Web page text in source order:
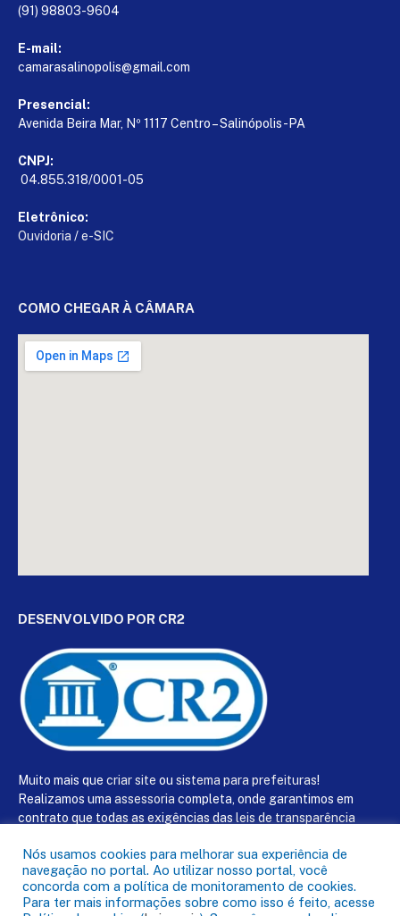
(91) 98803-9604
E-mail:
camarasalinopolis@gmail.com
Presencial:
Avenida Beira Mar, Nº 1117 Centro – Salinópolis-PA
CNPJ:
04.855.318/0001-05
Eletrônico:
Ouvidoria /e-SIC
COMO CHEGAR À CÂMARA
DESENVOLVIDO POR CR2
Muito mais que criar site ou sistema para prefeituras!
Realizamos uma assessoria completa, onde garantimos em
contrato que todas as exigências das leis de transparência
Conheça oPNTPe oRadar da Transparência Pública
Nós usamos cookies para melhorar sua experiência de
navegação no portal. Ao utilizar nosso portal, você
concorda com a política de monitoramento de cookies.
Para ter mais informações sobre como isso é feito, acesse